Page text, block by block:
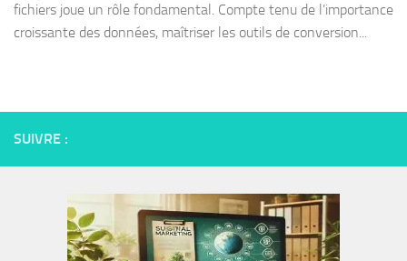
fichiers joue un rôle fondamental. Compte tenu de l’importance
croissante des données, maîtriser les outils de conversion...
SUIVRE :